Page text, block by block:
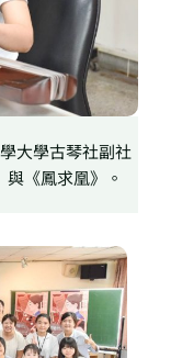
大學古琴社副社
《鳳求凰》。